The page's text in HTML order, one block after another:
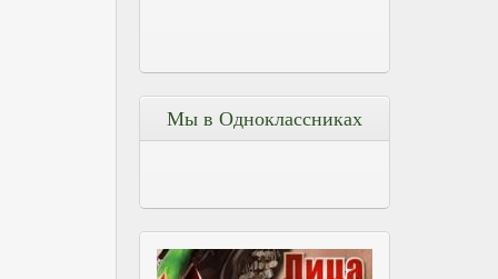
Мы в Одноклассниках